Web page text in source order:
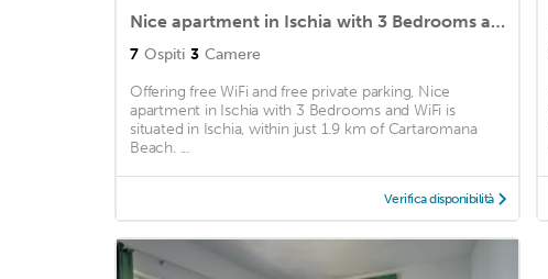
Nice apartment in Ischia with 3 Bedrooms and WiFi
7 Ospiti 3 Camere
Offering free WiFi and free private parking, Nice
apartment in Ischia with 3 Bedrooms and WiFi is
situated in Ischia, within just 1.9 km of Cartaromana
Beach. ...
Verifica disponibilità